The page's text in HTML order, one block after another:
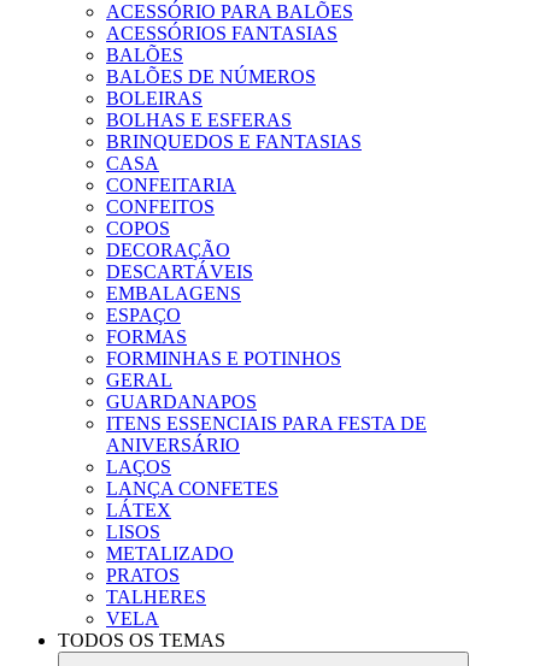
ACESSÓRIO PARA BALÕES
ACESSÓRIOS FANTASIAS
BALÕES
BALÕES DE NÚMEROS
BOLEIRAS
BOLHAS E ESFERAS
BRINQUEDOS E FANTASIAS
CASA
CONFEITARIA
CONFEITOS
COPOS
DECORAÇÃO
DESCARTÁVEIS
EMBALAGENS
ESPAÇO
FORMAS
FORMINHAS E POTINHOS
GERAL
GUARDANAPOS
ITENS ESSENCIAIS PARA FESTA DE
ANIVERSÁRIO
LAÇOS
LANÇA CONFETES
LÁTEX
LISOS
METALIZADO
PRATOS
TALHERES
VELA
TODOS OS TEMAS